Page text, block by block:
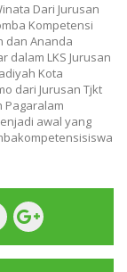
Dari Jurusan
Kompetensi
dan Ananda
dalam LKS Jurusan
Kota
dari Jurusan Tjkt
Pagaralam
awal yang